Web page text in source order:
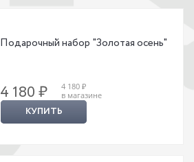
Подарочный набор "Золотая осень"
4 180 ₽
4 180 ₽
в магазине
КУПИТЬ